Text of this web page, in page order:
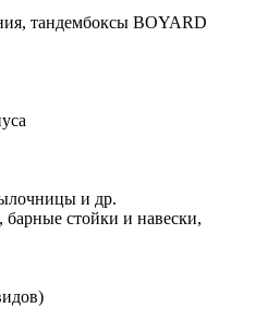
тандембоксы BOYARD
и др.
стойки и навески,